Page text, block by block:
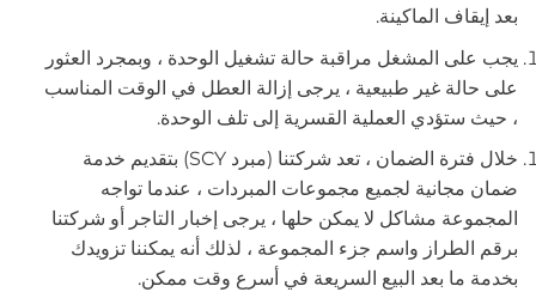
بعد إيقاف الماكينة.
يجب على المشغل مراقبة حالة تشغيل الوحدة ، وبمجرد العثور
على حالة غير طبيعية ، يرجى إزالة العطل في الوقت المناسب
، حيث ستؤدي العملية القسرية إلى تلف الوحدة.
خلال فترة الضمان ، تعد شركتنا (مبرد SCY) بتقديم خدمة
ضمان مجانية لجميع مجموعات المبردات ، عندما تواجه
المجموعة مشاكل لا يمكن حلها ، يرجى إخبار التاجر أو شركتنا
برقم الطراز واسم جزء المجموعة ، لذلك أنه يمكننا تزويدك
بخدمة ما بعد البيع السريعة في أسرع وقت ممكن.